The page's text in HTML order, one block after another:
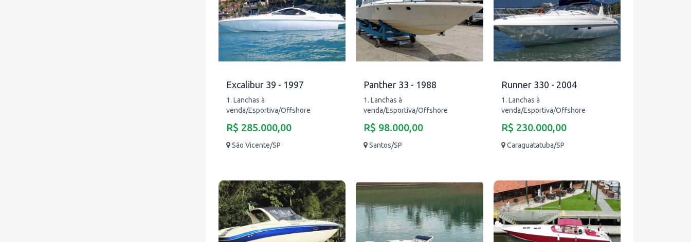
Excalibur 39 - 1997
1. Lanchas à
venda/Esportiva/Offshore
R$ 285.000,00
São Vicente/SP
Panther 33 - 1988
1. Lanchas à
venda/Esportiva/Offshore
R$ 98.000,00
Santos/SP
Runner 330 - 2004
1. Lanchas à
venda/Esportiva/Offshore
R$ 230.000,00
Caraguatatuba/SP